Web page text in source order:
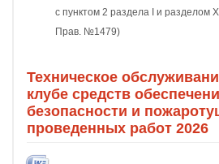
с пунктом 2 раздела I и разделом
Прав. №1479)
Техническое
клубе средств
безопасности и
проведенных работ 2026